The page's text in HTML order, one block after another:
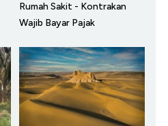
Rumah Sakit - Kontrakan
Wajib Bayar Pajak